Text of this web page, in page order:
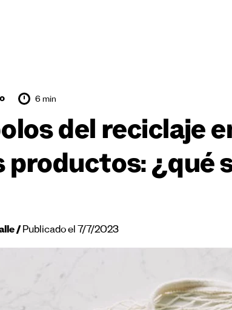
6 min
del reciclaje
productos: ¿qué
Publicado el 7/7/2023